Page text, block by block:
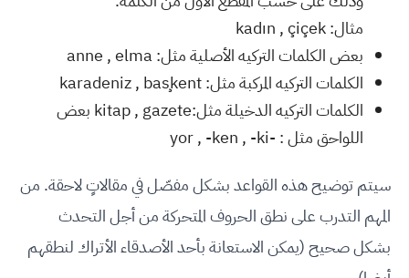
مثال: kadın , çiçek
بعض الكلمات التركيه الأصلية مثل: anne , elma
الكلمات التركيه المركبة مثل: karadeniz , başkent
الكلمات التركيه الدخيلة مثل:kitap , gazete بعض
اللواحق مثل : -yor , -ken , -ki
سيتم توضيح هذه القواعد بشكل مفصّل في مقالاتٍ لاحقة. من
المهم التدرب على نطق الحروف المتحركة من أجل التحدث
بشكل صحيح (يمكن الاستعانة بأحد الأصدقاء الأتراك لنطقهم